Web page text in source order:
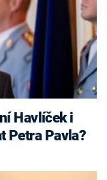
Petra Pavla?